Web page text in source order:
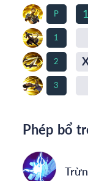
P 1
1
2
3
Phép bổ